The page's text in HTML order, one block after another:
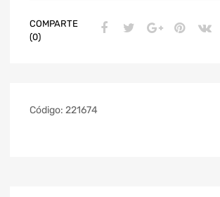
COMPARTE
(0)
Código: 221674